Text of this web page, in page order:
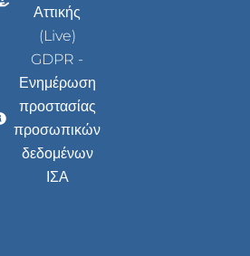
Αττικής
(Live)
GDPR -
Ενημέρωση
προστασίας
προσωπικών
δεδομένων
ΙΣΑ